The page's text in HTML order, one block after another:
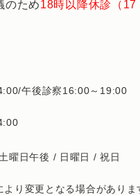
のため18時以降休診（17
午後診察16:00～19:00
曜日午後 / 日曜日 / 祝日
り変更となる場合がありま